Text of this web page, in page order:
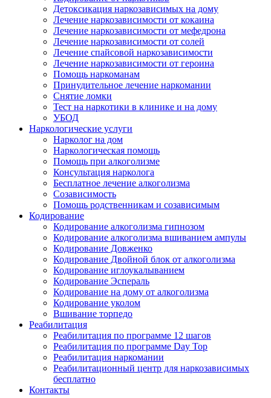
Детоксикация наркозависимых на дому
Лечение наркозависимости от кокаина
Лечение наркозависимости от мефедрона
Лечение наркозависимости от солей
Лечение спайсовой наркозависимости
Лечение наркозависимости от героина
Помощь наркоманам
Принудительное лечение наркомании
Снятие ломки
Тест на наркотики в клинике и на дому
УБОД
Наркологические услуги
Нарколог на дом
Наркологическая помощь
Помощь при алкоголизме
Консультация нарколога
Бесплатное лечение алкоголизма
Созависимость
Помощь родственникам и созависимым
Кодирование
Кодирование алкоголизма гипнозом
Кодирование алкоголизма вшиванием ампулы
Кодирование Довженко
Кодирование Двойной блок от алкоголизма
Кодирование иглоукалыванием
Кодирование Эспераль
Кодирование на дому от алкоголизма
Кодирование уколом
Вшивание торпедо
Реабилитация
Реабилитация по программе 12 шагов
Реабилитация по программе Day Top
Реабилитация наркомании
Реабилитационный центр для наркозависимых
бесплатно
Контакты